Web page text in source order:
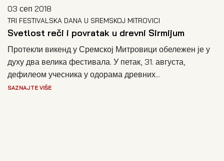
03 сеп 2018
TRI FESTIVALSKA DANA U SREMSKOJ MITROVICI
Svetlost reči i povratak u drevni Sirmijum
Протекли викенд у Сремској Митровици обележен је у
духу два велика фестивала. У петак, 31. августа,
дефилеом учесника у одорама древних...
SAZNAJTE VIŠE